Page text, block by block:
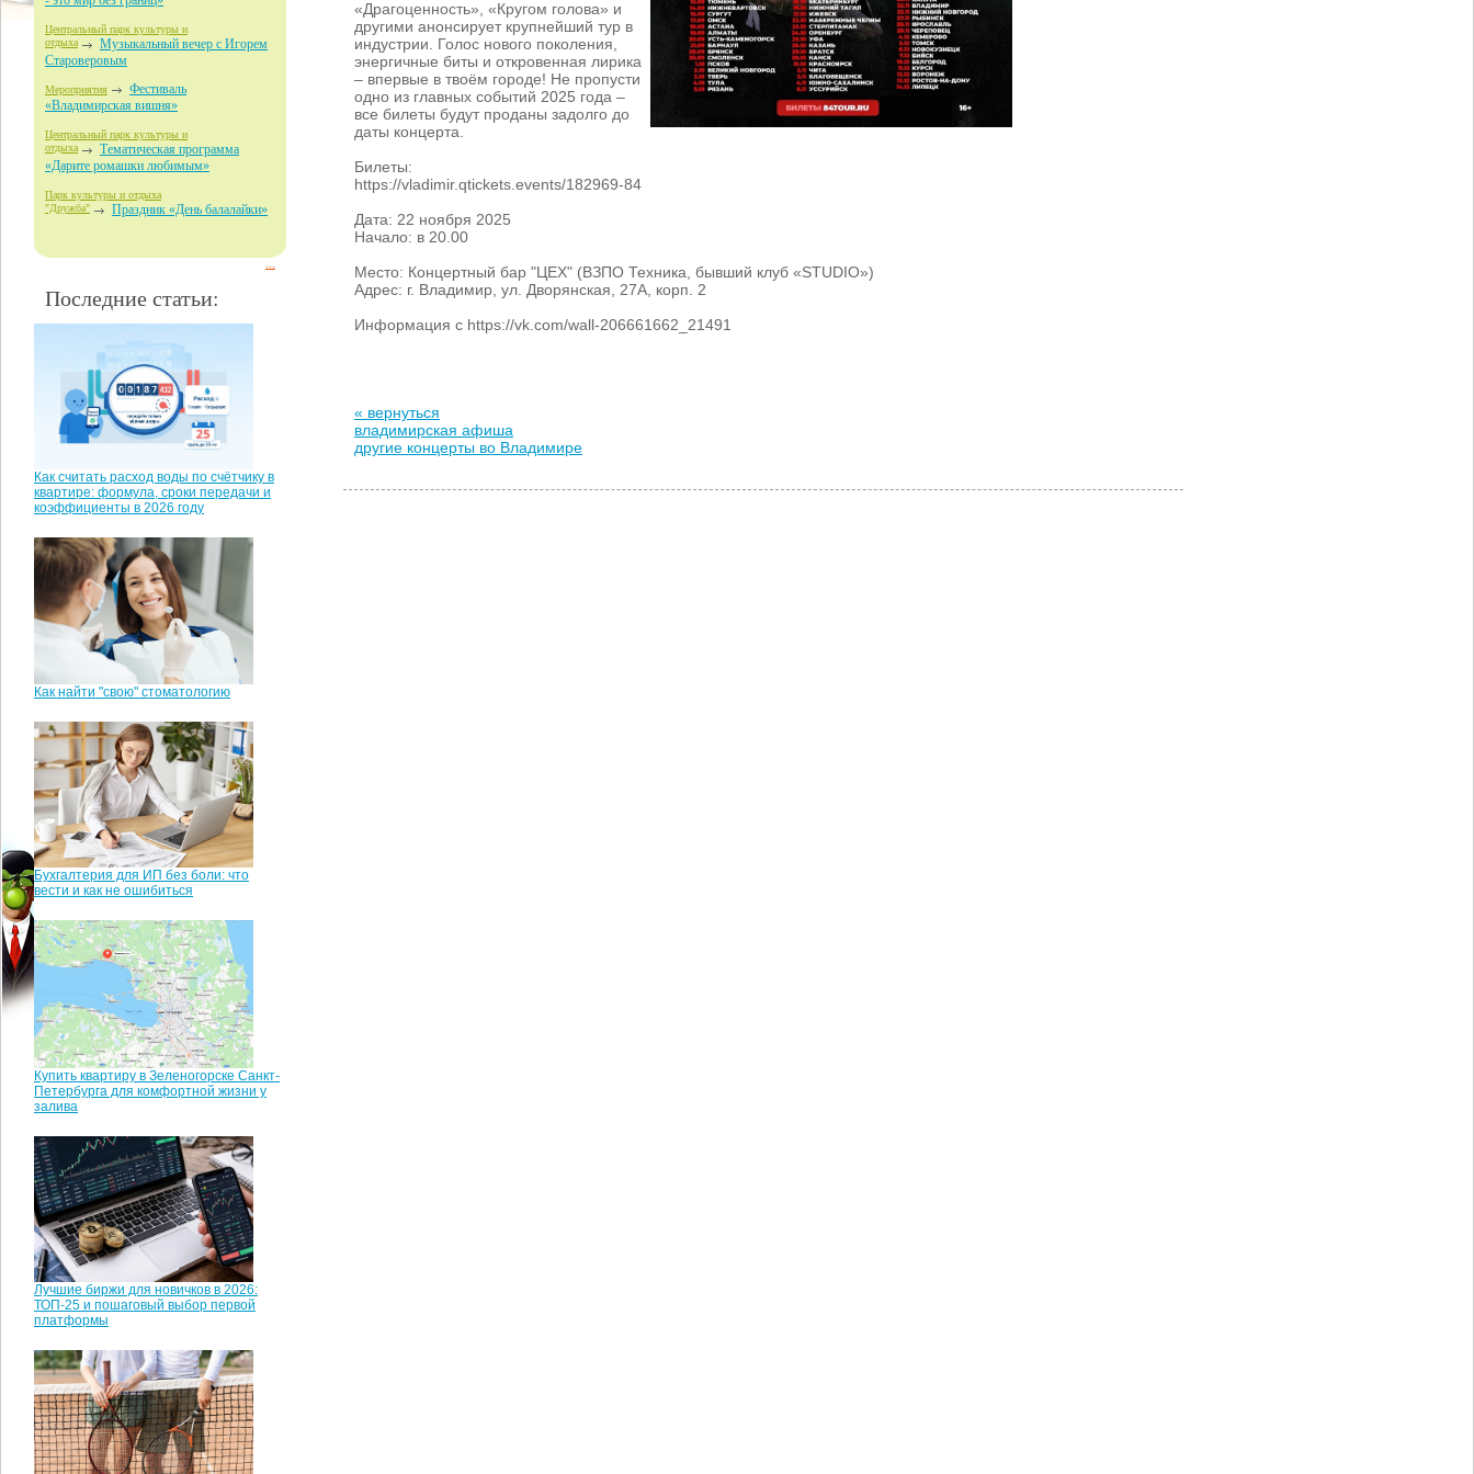
Центральный парк культуры и
отдыха
Музыкальный вечер с Игорем
Староверовым
Мероприятия
Фестиваль
«Владимирская вишня»
Центральный парк культуры и
отдыха
Тематическая программа
«Дарите ромашки любимым»
Парк культуры и отдыха
"Дружба" Праздник «День балалайки»
Последние статьи:
Как считать расход воды по счётчику в
квартире: формула, сроки передачи и
коэффициенты в 2026 году
Как найти "свою" стоматологию
Бухгалтерия для ИП без боли: что
вести и как не ошибиться
Купить квартиру в Зеленогорске Санкт-
Петербурга для комфортной жизни у
залива
Лучшие биржи для новичков в 2026:
ТОП-25 и пошаговый выбор первой
платформы
«Драгоценность», «Кругом голова» и
другими анонсирует крупнейший тур в
индустрии. Голос нового поколения,
энергичные биты и откровенная лирика
– впервые в твоём городе! Не пропусти
одно из главных событий 2025 года –
все билеты будут проданы задолго до
даты концерта.
Билеты:
https://vladimir.qtickets.events/182969-84
Дата: 22 ноября 2025
Начало: в 20.00
Место: Концертный бар "ЦЕХ" (ВЗПО Техника, бывший клуб «STUDIO»)
Адрес: г. Владимир, ул. Дворянская, 27А, корп. 2
Информация с https://vk.com/wall-206661662_21491
« вернуться
владимирская афиша
другие концерты во Владимире